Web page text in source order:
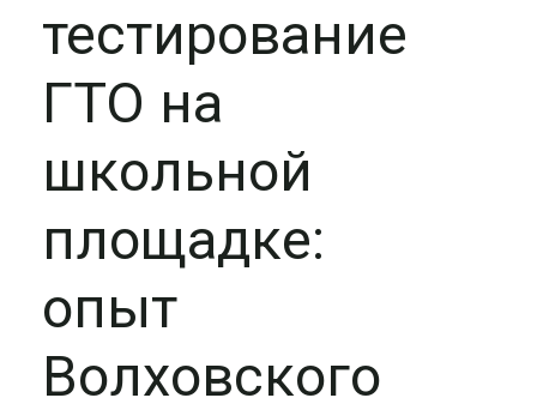
тестирование
ГТО на
школьной
площадке:
опыт
Волховского